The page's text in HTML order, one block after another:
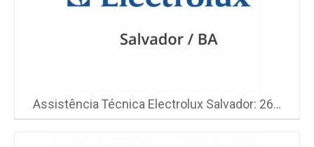
Assistência Técnica Electrolux Salvador: 26…